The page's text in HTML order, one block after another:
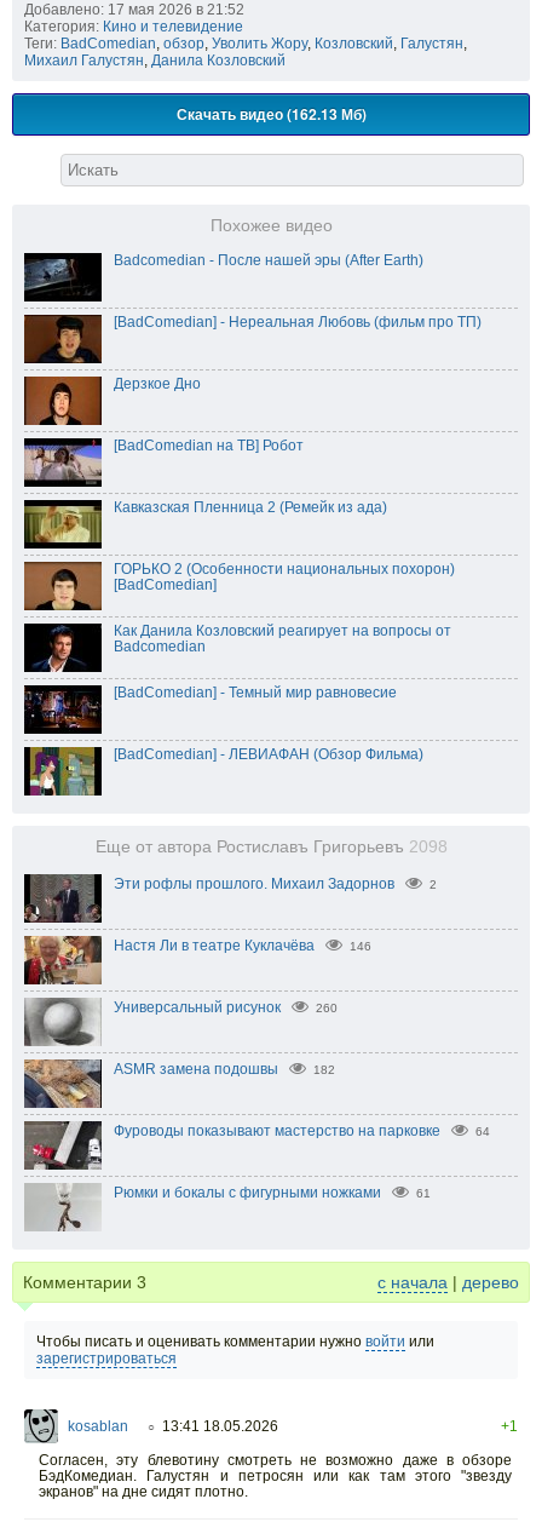
Добавлено: 17 мая 2026 в 21:52
Категория: Кино и телевидение
Теги: BadComedian, обзор, Уволить Жору, Козловский, Галустян,
Михаил Галустян, Данила Козловский
Скачать видео (162.13 Мб)
Похожее видео
Badcomedian - После нашей эры (After Earth)
[BadComedian] - Нереальная Любовь (фильм про ТП)
Дерзкое Дно
[BadComedian на ТВ] Робот
Кавказская Пленница 2 (Ремейк из ада)
ГОРЬКО 2 (Особенности национальных похорон)
[BadComedian]
Как Данила Козловский реагирует на вопросы от
Badcomedian
[BadComedian] - Темный мир равновесие
[BadComedian] - ЛЕВИАФАН (Обзор Фильма)
Еще от автора Ростиславъ Григорьевъ 2098
Эти рофлы прошлого. Михаил Задорнов 2
Настя Ли в театре Куклачёва 146
Универсальный рисунок 260
ASMR замена подошвы 182
Фуроводы показывают мастерство на парковке 64
Рюмки и бокалы с фигурными ножками 61
Комментарии 3 с начала | дерево
Чтобы писать и оценивать комментарии нужно войти или
зарегистрироваться
kosablan ○ 13:41 18.05.2026
+1
Согласен, эту блевотину смотреть не возможно даже в обзоре
БэдКомедиан. Галустян и петросян или как там этого "звезду
экранов" на дне сидят плотно.